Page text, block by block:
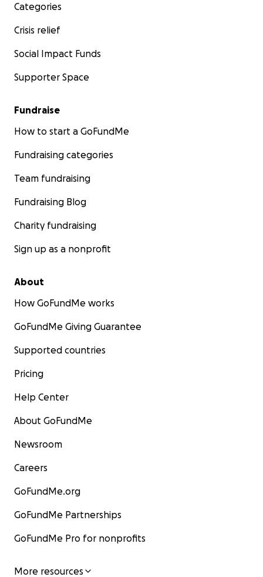
Categories
Crisis relief
Social Impact Funds
Supporter Space
Fundraise
How to start a GoFundMe
Fundraising categories
Team fundraising
Fundraising Blog
Charity fundraising
Sign up as a nonprofit
About
How GoFundMe works
GoFundMe Giving Guarantee
Supported countries
Pricing
Help Center
About GoFundMe
Newsroom
Careers
GoFundMe.org
GoFundMe Partnerships
GoFundMe Pro for nonprofits
More resources